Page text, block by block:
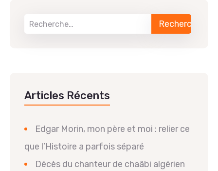
Articles Récents
Edgar Morin, mon père et moi : relier ce
que l’Histoire a parfois séparé
Décès du chanteur de chaâbi algérien